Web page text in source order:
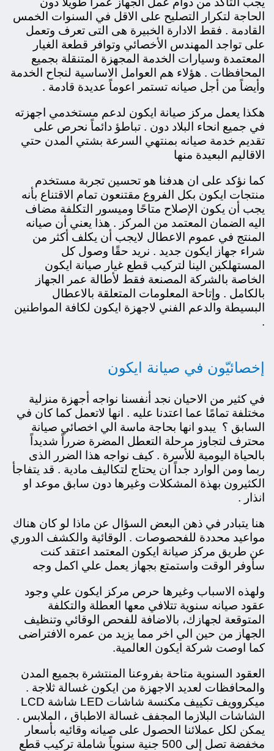
الحاجة لتكرار التصليح على الاقل في السنوات الخمس
القادمة . فقط الادارة الخبيرة هى التى تعرف وتعمل
على تواجد المهندس الأخصائي وتوافر قطعة الغيار
المعتمدة وسيارات الخدمة المجهزة المتنقلة بجميع
المحافظات . هؤلاء هم العوامل الاساسية لنجاح الخدمة
وأيضاً من أجل صيانه تستمر اعوماً عديدة قادمة .
هكذا يعمل مركز صيانة ايكون لدعم مستخدمي اجهزته
في جميع انحاء البلاد دون . تباطؤ دائماً نحرص على
تقديم خدمة صيانه بمنتهي السرعة بشتي المدن حتي
الاقاليم البعيدة منها
كما نؤكد على ان هدفنا هو تحسين تجربة مستخدم
منتجات ايكون بكل الفروع مقتنعون تمام الاقتناع بأنه
يجب أن يكون الإصلاح متاحًا وميسور التكلفة مضاف
اليه الضمان المعتمد من المركز . هذا يعني أن صيانه
المنتج في عموم الاعطال لايجب أن يكلف أكثر من
شراء جهاز ايكون جديد . نريد حقًا وصول كل
المستهلكين الينا لتركيب قطع غيار صيانة ايكون
الخاصة بالشركة المصنعة فقط لأطالة عمر الجهاز
بالكامل . وإتاحة المعلومات المتعلقة بالاعطال
البسيطة والدعم الفني لاجهزة ايكون لكافة المواطنين
.
إخصائيّون في صيانة ايكون
في كثير من الاحيان نجد أنفسنا نواجه أجهزة منزلية
مختلفة تمامًا عما اعتدنا عليه . انها لاتعمل كما كان في
السابق ؟ يبدو انها بحاجة ماسة الي اخصائي صيانة
محترف لتجاوز مرحلة التعطل المضرة ضرراً شديداً
بالحياة اليومية للأسرة . كيف نواجه هذا الضرر الذى
ربما ومن الوارد جداً ان يحتاج لتكاليف مادية . قد يتفاجأ
الكثيرون بهذة المشكلات وغيرها دون سابق موعد او
انذار .
هنا يتبادر في ذهن البعض السؤال عن ماذا لو كان هناك
مواعيد محددة للفحصوصات . الوقائية والكشف الدوري
عن طريق مركز صيانة ايكون المعتمد اعتقد كنت
سأوفر الوقت واستمتع بجهاز يعمل علي اكمل وجه
ولهذه الاسباب وغيرها حرص مركز ايكون علي وجود
عقود صيانه سنوية تتلافي معها العطلة والتكلفة
المتوقعة لجهازك، بالاضافة للفحص الوقائي وتنظيف
الجهاز من حين الي اخر مما يزيد من عمره الافتراضى
كما اوصت شركة ايكون العالمية.
العقود السنوية متاحة بفروعنا المنتشرة بجميع المدن
والمحافظات لعديد الاجهزة من ايكون غسالة ثلاجة .
ميكروويف تكييف مكنسة شاشات LED شاشة LCD
الشاشات البلازما المجفف غسالة الاطباق ، الملابس .
يمكن لكل عملائنا الحصول على صيانه وقائيه بأسعار
مخفضة تصل إلى 500 جنية سنوياً شاملة تركيب قطع